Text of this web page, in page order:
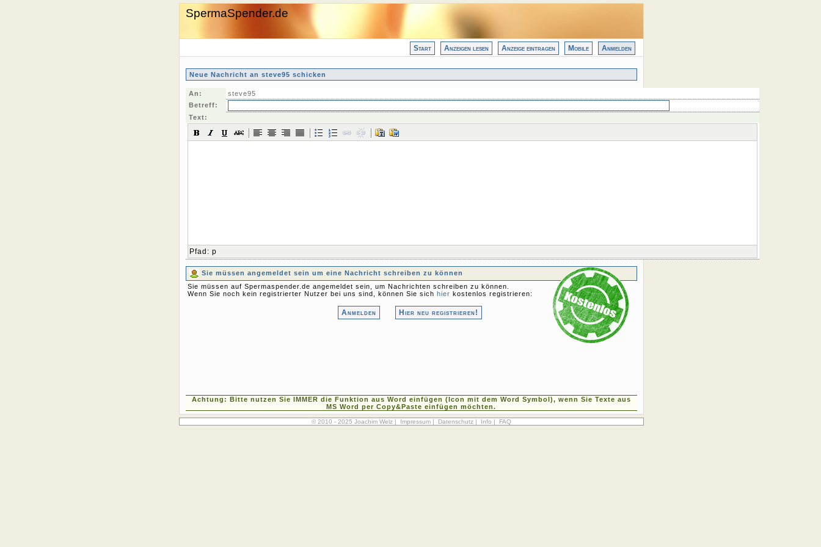
SpermaSpender.de
Start Anzeigen lesen Anzeige eintragen Mobile Anmelden
Neue Nachricht an steve95 schicken
An:
steve95
Betreff:
Text:
Pfad : p
Sie müssen angemeldet sein um eine Nachricht schreiben zu können
Sie müssen auf Spermaspender.de angemeldet sein, um Nachrichten schreiben zu können.
Wenn Sie noch kein registrierter Nutzer bei uns sind, können Sie sich hier kostenlos registrieren:
Anmelden Hier neu registrieren!
Achtung: Bitte nutzen Sie IMMER die Funktion aus Word einfügen (Icon mit dem Word Symbol), wenn Sie Texte aus
MS Word per Copy&Paste einfügen möchten.
© 2010 - 2025 Joachim Welz | Impressum| Datenschutz| Info | FAQ